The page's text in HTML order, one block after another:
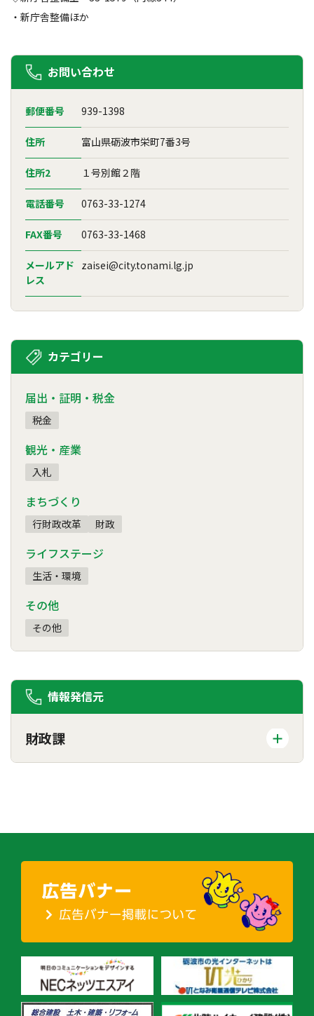
・新庁舎整備ほか
お問い合わせ
郵便番号 939-1398
住所 富山県砺波市栄町7番3号
住所2 １号別館２階
電話番号 0763-33-1274
FAX番号 0763-33-1468
メールアド
レス
zaisei@city.tonami.lg.jp
カテゴリー
届出・証明・税金
税金
観光・産業
入札
まちづくり
行財政改革 財政
ライフステージ
生活・環境
その他
その他
情報発信元
財政課